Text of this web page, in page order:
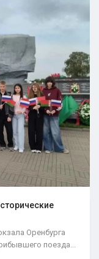
Оренбурга
поезда...